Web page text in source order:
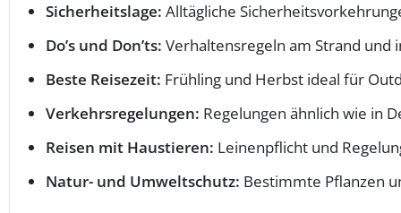
Sicherheitslage: Alltägliche
Do’s und Don’ts: Verhaltensregeln am Strand und
Beste Reisezeit: Frühling und Herbst ideal für
Verkehrsregelungen: Regelungen ähnlich wie in
Reisen mit Haustieren: Leinenpflicht und
Natur- und Umweltschutz: Bestimmte Pflanzen